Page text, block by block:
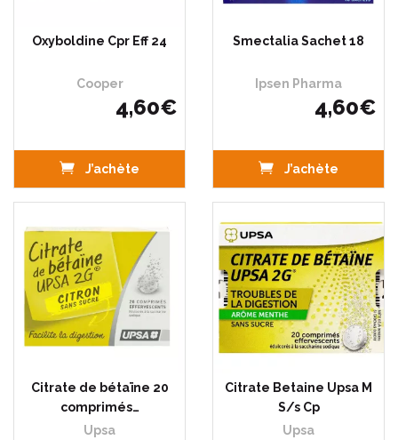
Oxyboldine Cpr Eff 24
Cooper
4,60€
J’achète
Smectalia Sachet 18
Ipsen Pharma
4,60€
J’achète
Citrate de bétaïne 20
comprimés…
Upsa
Citrate Betaine Upsa M
S/s Cp
Upsa